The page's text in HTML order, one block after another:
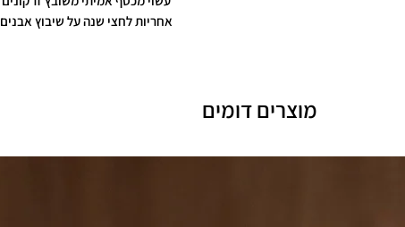
אחריות לחצי שנה על שיבוץ אבנים
מוצרים דומים